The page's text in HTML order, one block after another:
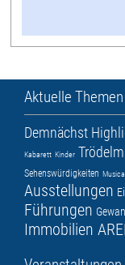
Aktuelle Themen
Demnächst
Kabarett Kinder
Sehenswürdigkeiten
Ausstellungen
Führungen
Immobilien